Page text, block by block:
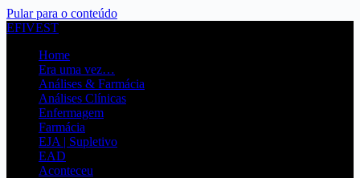
Pular para o conteúdo
EFIVEST
Home
Era uma vez…
Análises & Farmácia
Análises Clínicas
Enfermagem
Farmácia
EJA | Supletivo
EAD
Aconteceu